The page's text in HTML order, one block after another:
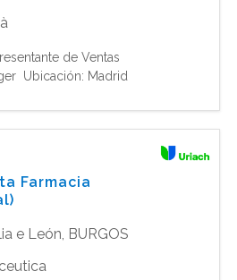
de Ventas
Ubicación: Madrid
completo -
Puesto:
es responsable de impulsar las
Farmacia
e León, BURGOS